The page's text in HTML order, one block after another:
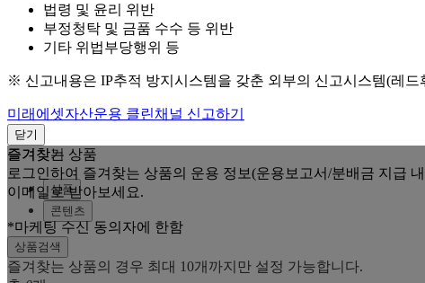
법령 및 윤리 위반
부정청탁 및 금품 수수 등 위반
기타 위법부당행위 등
※ 신고내용은 IP추적 방지시스템을 갖춘 외부의 신고시스템(레
미래에셋자산운용 클린채널 신고하기
닫기
즐겨찾는 상품
로그인하여 즐겨찾는 상품의 운용 정보(운용보고서/분배금 지급
이메일로 받아보세요.
*마케팅 수신 동의자에 한함
즐겨찾기
상품
콘텐츠
상품검색
즐겨찾는 상품의 경우 최대 10개까지만 설정 가능합니다.